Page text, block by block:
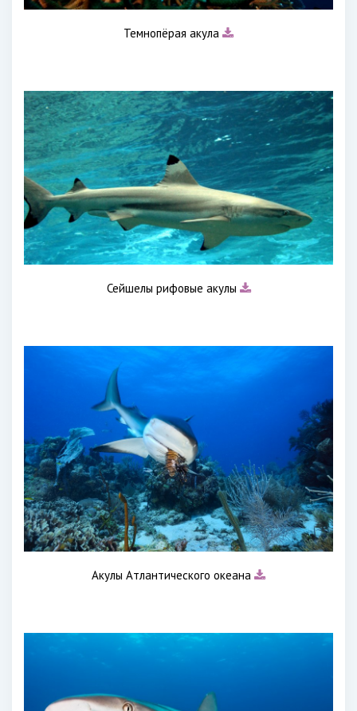
Темнопёрая акула
Сейшелы рифовые акулы
Акулы Атлантического океана